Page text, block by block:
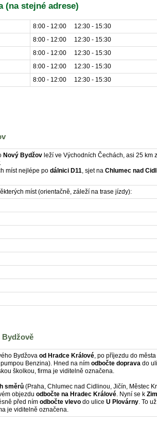
(na stejné adrese)
8:00 - 12:00 12:30 - 15:30
8:00 - 12:00 12:30 - 15:30
8:00 - 12:00 12:30 - 15:30
8:00 - 12:00 12:30 - 15:30
8:00 - 12:00 12:30 - 15:30
Nový Bydžovleží ve Východních Čechách, asi 25 km
míst nejlépe podálnici D11 , sjet naChlumec nad
míst (orientačně, záleží na trase jízdy):
Bydžově
Bydžovaod Hradce Králové , po příjezdu do
Benzina). Hned na nímodbočte doprava do
školkou, firma je viditelně označena.
směrů (Praha, Chlumec nad Cidlinou, Jičín, Městec
objezduodbočte na Hradec Králové . Nyní se k
před nímodbočte vlevo do uliceU Plovárny . To
je viditelně označena.